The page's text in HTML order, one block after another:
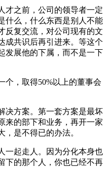
才之前，公司的领导者一定
什么，什么东西是别人不能
反复交流，对公司现有的文
成共识后再引进来。等这个
发展他的下属，而不是一下
个，取得50%以上的董事会
决方案。第一套方案是最坏
来的部下和业务，再开一家
，是不得已的办法。
一起走人。因为分化本身也
下的那个人，你也已经不再